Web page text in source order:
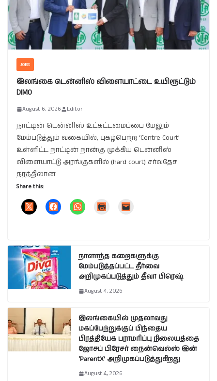
JOBS
இலங்கை டென்னிஸ் விளையாட்டை உயிரூட்டும்
DIMO
August 6, 2026 Editor
நாட்டின் டென்னிஸ் உட்கட்டமைப்பை மேலும்
மேம்படுத்தும் வகையில், புகழ்பெற்ற ‘Centre Court’
உள்ளிட்ட நாட்டின் நான்கு முக்கிய டென்னிஸ்
விளையாட்டு அரங்குகளில் (hard court) சர்வதேச
தரத்திலான
Share this:
நாளாந்த கறைகளுக்கு
மேம்படுத்தப்பட்ட தீர்வை
அறிமுகப்படுத்தும் தீவா பிரெஷ்
August 4, 2026
இலங்கையில் முதலாவது
மகப்பேற்றுக்குப் பிந்தைய
பிரத்தியேக பராமரிப்பு நிலையத்தை
ஜோசப் பிரேசர் நைன்வெல்ஸ் இன்
‘ParentX’ அறிமுகப்படுத்துகிறது
August 4, 2026